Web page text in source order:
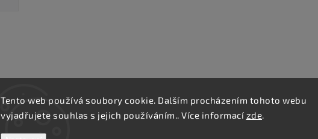
Tento web používá soubory cookie. Dalším procházením tohoto webu
vyjadřujete souhlas s jejich používáním.. Více informací zde.